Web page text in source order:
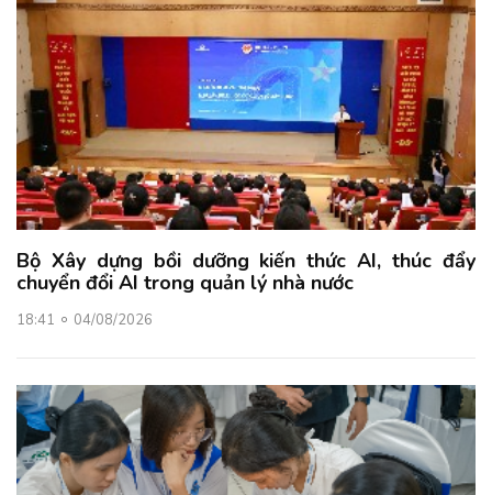
Bộ Xây dựng bồi dưỡng kiến thức AI, thúc đẩy
chuyển đổi AI trong quản lý nhà nước
18:41 04/08/2026